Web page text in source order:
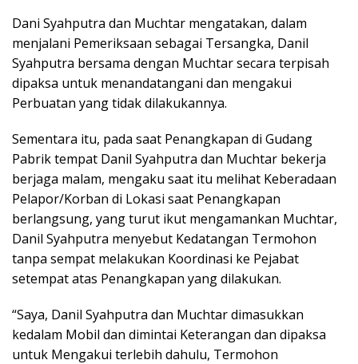
Dani Syahputra dan Muchtar mengatakan, dalam
menjalani Pemeriksaan sebagai Tersangka, Danil
Syahputra bersama dengan Muchtar secara terpisah
dipaksa untuk menandatangani dan mengakui
Perbuatan yang tidak dilakukannya.
Sementara itu, pada saat Penangkapan di Gudang
Pabrik tempat Danil Syahputra dan Muchtar bekerja
berjaga malam, mengaku saat itu melihat Keberadaan
Pelapor/Korban di Lokasi saat Penangkapan
berlangsung, yang turut ikut mengamankan Muchtar,
Danil Syahputra menyebut Kedatangan Termohon
tanpa sempat melakukan Koordinasi ke Pejabat
setempat atas Penangkapan yang dilakukan.
“Saya, Danil Syahputra dan Muchtar dimasukkan
kedalam Mobil dan dimintai Keterangan dan dipaksa
untuk Mengakui terlebih dahulu, Termohon